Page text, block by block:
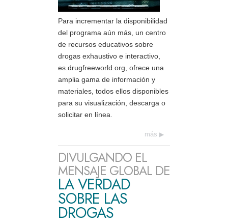
Para incrementar la disponibilidad
del programa aún más, un centro
de recursos educativos sobre
drogas exhaustivo e interactivo,
es.drugfreeworld.org, ofrece una
amplia gama de información y
materiales, todos ellos disponibles
para su visualización, descarga o
solicitar en línea.
más
DIVULGANDO EL
MENSAJE GLOBAL DE
LA VERDAD
SOBRE LAS
DROGAS